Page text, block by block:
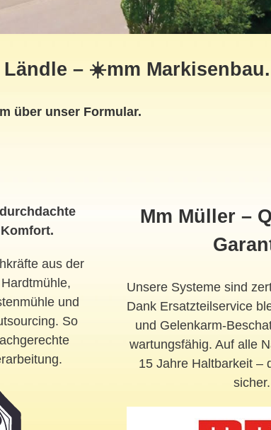
– ☀️mm Markisenbau.
über unser Formular.
aus der
und
So
Mm Müller –
Unsere Systeme sind
Dank Ersatzteilservice
und Gelenkarm-
wartungsfähig. Auf alle
15 Jahre Haltbarkeit –
sicher.